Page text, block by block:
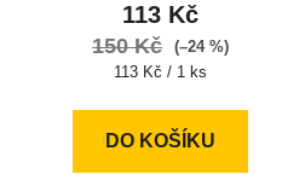
113 Kč
150 Kč
(–24 %)
Měrná
113 Kč / 1 ks
DO KOŠÍKU